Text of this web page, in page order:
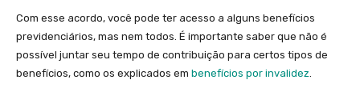
Com esse acordo, você pode ter acesso a alguns benefícios
previdenciários, mas nem todos. É importante saber que não é
possível juntar seu tempo de contribuição para certos tipos de
benefícios, como os explicados em benefícios por invalidez.